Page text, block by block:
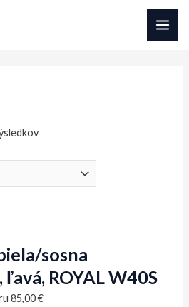
Sorted
sosna
ROYAL W40S
85,00€